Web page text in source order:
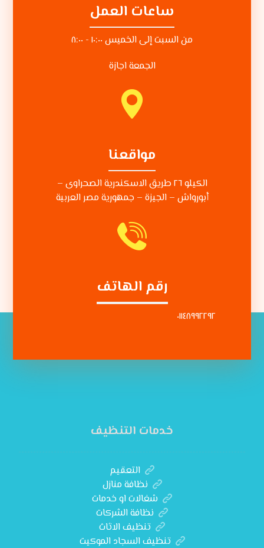
ساعات العمل
من السبت إلى الخميس ١٠:٠٠ - ٨:٠٠
الجمعة اجازة
مواقعنا
الكيلو ٢٦ طريق الاسكندرية الصحراوى –
أبورواش – الجيزة – جمهورية مصر العربية
رقم الهاتف
٠١١٤٨٩٩٢٢٩٢
خدمات التنظيف
التعقيم
نظافة منازل
شغالات او خدمات
نظافة الشركات
تنظيف الاثاث
تنظيف السجاد الموكيت